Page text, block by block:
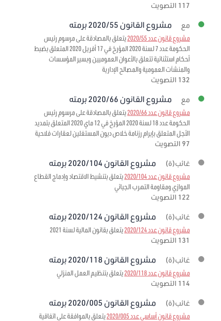
117 التصويت
مع مشروع القانون 2020/55 برمته
مشروع قانون عدد 2020/55
يتعلق بالمصادقة على مرسوم رئيس
الحكومة عدد 7 لسنة 2020 المؤرخ في 17 أفريل 2020 المتعلق بضبط
أحكام استثنائية تتعلق بالأعوان العموميين وبسير المؤسسات
والمنشآت العمومية والمصالح الإدارية
132 التصويت
مع مشروع القانون 2020/66 برمته
مشروع قانون عدد 2020/66
يتعلق بالمصادقة على مرسوم رئيس
الحكومة عدد 18 لسنة 2020 المؤرخ في 12 ماي 2020 المتعلق بتمديد
الأجل المتعلق بإبرام رزنامة خلاص ديون المستغلين لعقارات فلاحية
97 التصويت
غائب(ة) مشروع القانون 2020/104 برمته
مشروع قانون عدد 2020/104
يتعلق بتنشيط الاقتصاد وإدماج القطاع
الموازي ومقاومة التهرب الجبائي
122 التصويت
غائب(ة) مشروع القانون 2020/124 برمته
مشروع قانون عدد 2020/124
يتعلق بقانون المالية لسنة 2021
131 التصويت
غائب(ة) مشروع القانون 2020/118 برمته
مشروع قانون عدد 2020/118
يتعلق بتنظيم العمل المنزلي
114 التصويت
غائب(ة) مشروع القانون 2020/005 برمته
مشروع قانون أساسي عدد 2020/005
يتعلق بالموافقة على اتفاقية